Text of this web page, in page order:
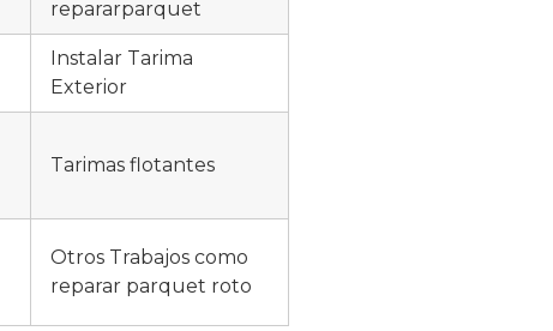
repararparquet
Instalar Tarima
Exterior
Tarimas flotantes
Otros Trabajos como
reparar parquet roto